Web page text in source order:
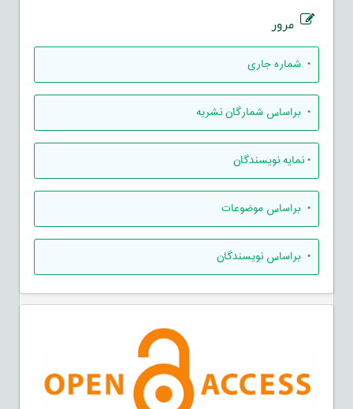
مرور
• شماره جاری
• براساس شمارگان نشریه
•نمایه نویسندگان
• براساس موضوعات
• براساس نویسندگان